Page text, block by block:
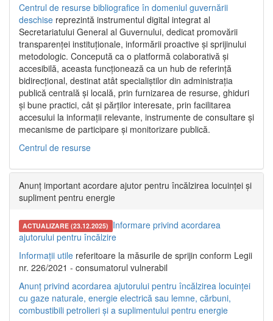
Centrul de resurse bibliografice în domeniul guvernării
deschise reprezintă instrumentul digital integrat al
Secretariatului General al Guvernului, dedicat promovării
transparenței instituționale, informării proactive și sprijinului
metodologic. Concepută ca o platformă colaborativă și
accesibilă, aceasta funcționează ca un hub de referință
bidirecțional, destinat atât specialiștilor din administrația
publică centrală și locală, prin furnizarea de resurse, ghiduri
și bune practici, cât și părților interesate, prin facilitarea
accesului la informații relevante, instrumente de consultare și
mecanisme de participare și monitorizare publică.
Centrul de resurse
Anunț important acordare ajutor pentru încălzirea locuinței și
supliment pentru energie
ACTUALIZARE (23.12.2025) Informare privind acordarea
ajutorului pentru încălzire
Informații utile referitoare la măsurile de sprijin conform Legii
nr. 226/2021 - consumatorul vulnerabil
Anunț privind acordarea ajutorului pentru încălzirea locuinței
cu gaze naturale, energie electrică sau lemne, cărbuni,
combustibili petrolieri și a suplimentului pentru energie